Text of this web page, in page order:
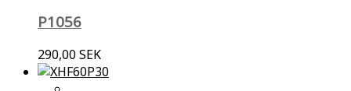
P1056
290,00 SEK